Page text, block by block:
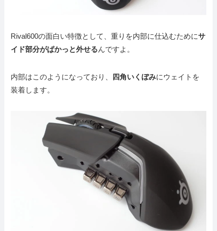
Rival600の面白い特徴として、重りを内部に仕込むためにサ
イド部分がぱかっと外せるんですよ。
内部はこのようになっており、 四角いくぼみにウェイトを
装着します。